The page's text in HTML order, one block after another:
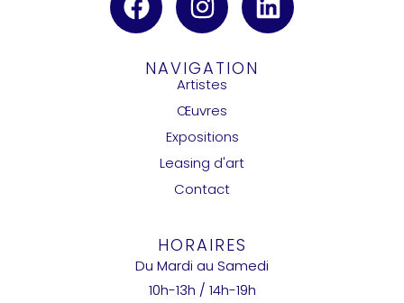
NAVIGATION
Artistes
Œuvres
Expositions
Leasing d'art
Contact
HORAIRES
Du Mardi au Samedi
10h-13h / 14h-19h